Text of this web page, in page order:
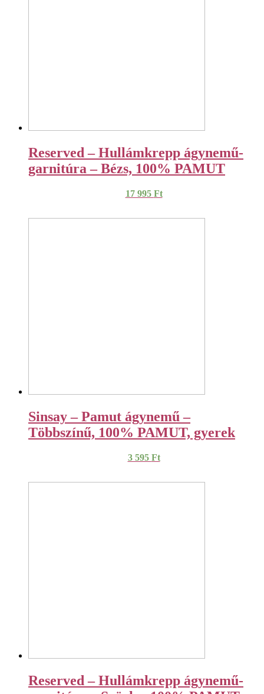
Reserved – Hullámkrepp ágynemű-
garnitúra – Bézs, 100% PAMUT
17 995 Ft
Sinsay – Pamut ágynemű –
Többszínű, 100% PAMUT, gyerek
3 595 Ft
Reserved – Hullámkrepp ágynemű-